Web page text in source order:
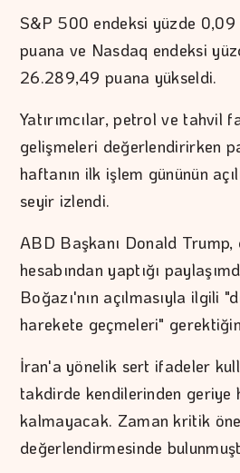
S&P 500 endeksi yüzde 0,09
puana ve Nasdaq endeksi
26.289,49 puana yükseldi.
Yatırımcılar, petrol ve tahvil
gelişmeleri değerlendirirken
haftanın ilk işlem gününün
seyir izlendi.
ABD Başkanı Donald Trump,
hesabından yaptığı
Boğazı'nın açılmasıyla ilgili
harekete geçmeleri"
İran'a yönelik sert ifadeler
takdirde kendilerinden geriye
kalmayacak. Zaman kritik
değerlendirmesinde